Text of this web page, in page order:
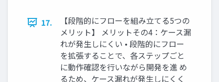
17.
【段階的にフローを組み立てる5つの
メリット】 メリットその4：ケース漏
れが発生しにくい • 段階的にフロー
を拡張することで、各ステップごと
に動作確認を行いながら開発を進 め
るため、ケース漏れが発生しにくく